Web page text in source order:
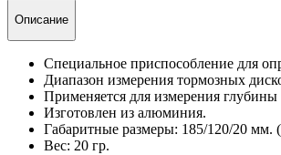
Описание
Специальное приспособление для
Диапазон измерения тормозных
Применяется для измерения глубины
Изготовлен из алюминия.
Габаритные размеры: 185/120/20
Вес: 20 гр.